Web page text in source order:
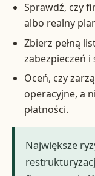
Sprawdź, czy
albo realny
Zbierz pełną
zabezpieczeń i
Oceń, czy
operacyjne, a
płatności.
Największe